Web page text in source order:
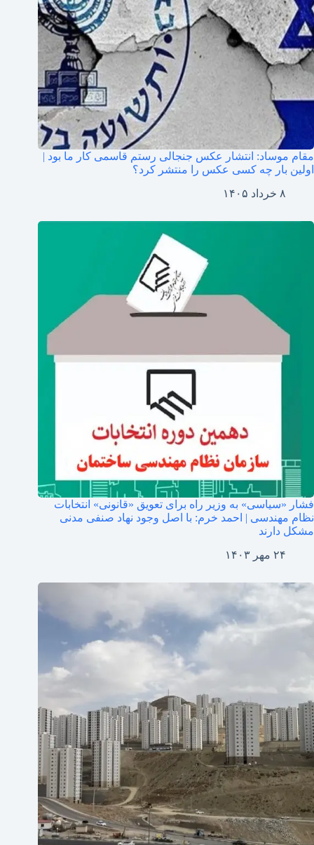
مقام موساد: انتشار عکس جنجالی رستم قاسمی کار ما بود |
اولین بار چه کسی عکس را منتشر کرد؟
۸ خرداد ۱۴۰۵
فشار «سیاسی» به وزیر راه برای تعویق «قانونی» انتخابات
نظام مهندسی | احمد خرم: با اصل وجود نهاد صنفی مدنی
مشکل دارند
۲۴ مهر ۱۴۰۳